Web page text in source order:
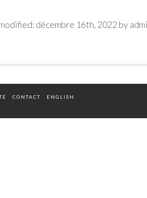
décembre 16th, 2022 by
CONTACT ENGLISH